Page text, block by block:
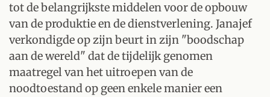
tot de belangrijkste middelen voor de opbouw
van de produktie en de dienstverlening. Janajef
verkondigde op zijn beurt in zijn "boodschap
aan de wereld" dat de tijdelijk genomen
maatregel van het uitroepen van de
noodtoestand op geen enkele manier een